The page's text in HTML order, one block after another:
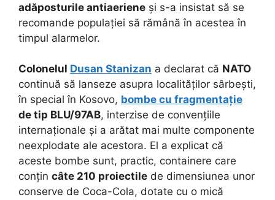
adăposturile antiaeriene și s-a insistat să se
recomande populației să rămână în acestea în
timpul alarmelor.
Colonelul Dusan Stanizan a declarat că NATO
continuă să lanseze asupra localităților sârbești,
în special în Kosovo, bombe cu fragmentație
de tip BLU/97AB, interzise de convențiile
internaționale și a arătat mai multe componente
neexplodate ale acestora. El a explicat că
aceste bombe sunt, practic, containere care
conțin câte 210 proiectile de dimensiunea unor
conserve de Coca-Cola, dotate cu o mică